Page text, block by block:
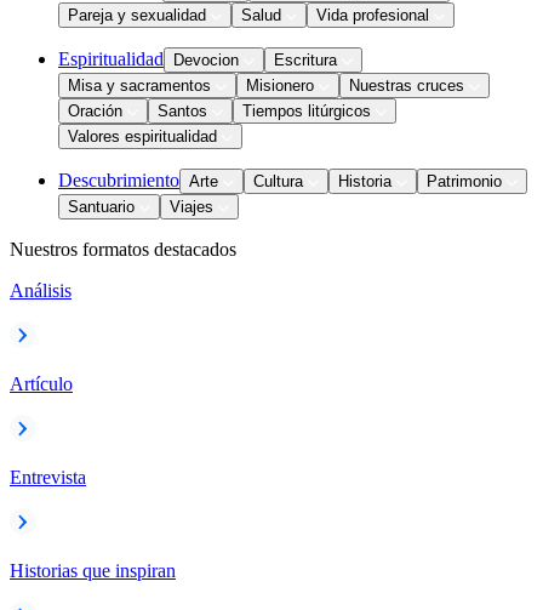
Pareja y sexualidad
Salud Vida profesional
Espiritualidad Devocion
Escritura
Misa y sacramentos
Misionero
Nuestras cruces
Oración
Santos
Tiempos litúrgicos
Valores espiritualidad
Descubrimiento Arte Cultura Historia
Patrimonio
Santuario
Viajes
Nuestros formatos destacados
Análisis
Artículo
Entrevista
Historias que inspiran